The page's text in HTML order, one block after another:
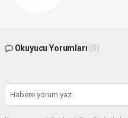
Okuyucu Yorumları (0)